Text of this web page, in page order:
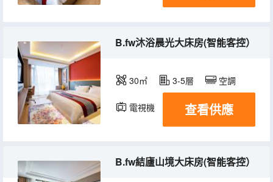
B.fw沐浴晨光大床房(智能客控）
30㎡ 3-5層 空調
電視機 查看供應
B.fw結廬山境大床房(智能客控）